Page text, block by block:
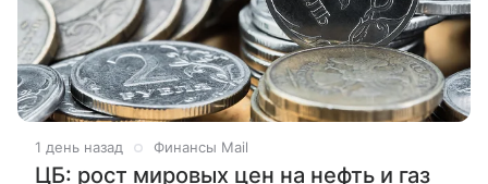
1 день назад Финансы Mail
ЦБ: рост мировых цен на нефть и газ